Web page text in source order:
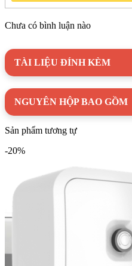
Máy nước nóng Vitaly Ariston
cùng gam màu trắng trang nhã,
phòng
Cầu dao chống rò điện
hiện rò rỉ điện hoặc chập
Chưa có bình luận nào
TÀI LIỆU ĐÍNH KÈM
NGUYÊN HỘP BAO GỒM
Sản phẩm tương tự
-20%